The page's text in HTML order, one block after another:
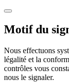
Motif du
Nous effectuons
légalité et la
contrôles vous
nous le signaler.